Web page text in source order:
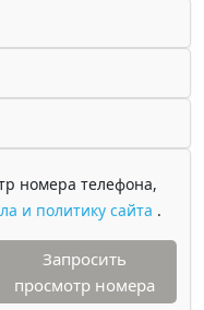
номера телефона,
и политику сайта .
Запросить
просмотр номера